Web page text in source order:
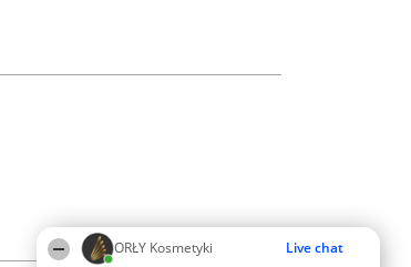
ORŁY Kosmetyki Live chat